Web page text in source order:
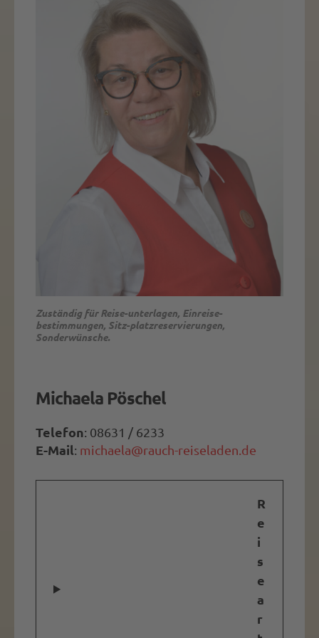
Zuständig für Reise-unterlagen, Einreise-
bestimmungen, Sitz-platzreservierungen,
Sonderwünsche.
Micha kennt die Greens dieser Welt. Sie weiß, wo das
Fairway weit, der Bunker tief und die Aussicht
atembe-raubend ist.
Michaela Pöschel
Telefon: 08631 / 6233
E-Mail: michaela@rauch-reiseladen.de
R
e
i
s
e
a
r